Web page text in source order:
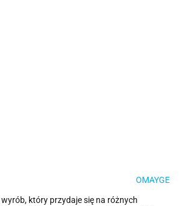
OMAYGE
który przydaje się na różnych